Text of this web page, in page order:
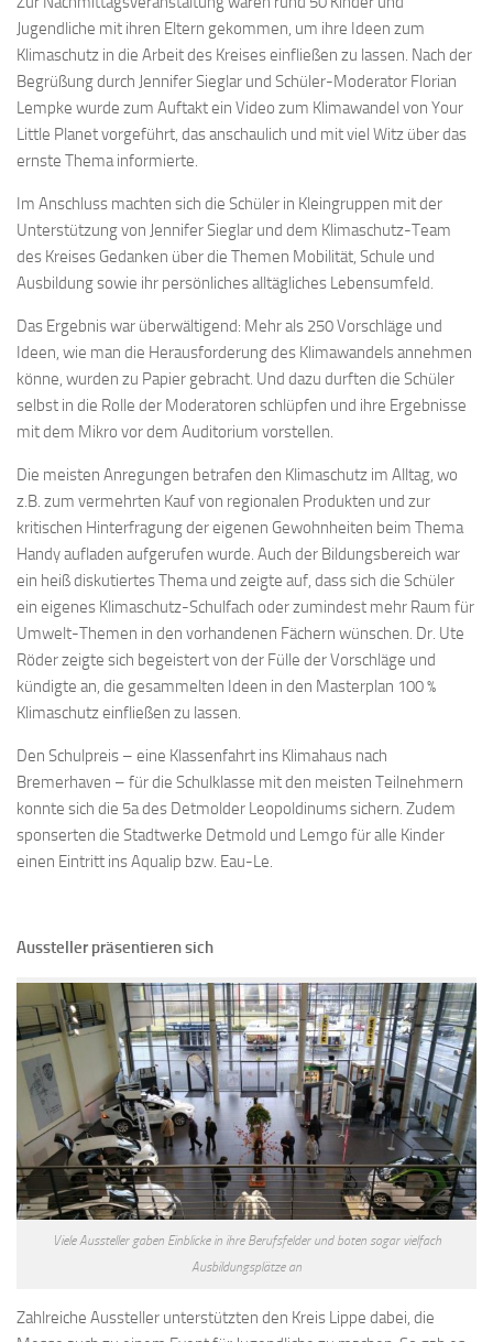
Jugendliche mit ihren Eltern gekommen, um ihre Ideen zum
Klimaschutz in die Arbeit des Kreises einfließen zu lassen. Nach der
Begrüßung durch Jennifer Sieglar und Schüler-Moderator Florian
Lempke wurde zum Auftakt ein Video zum Klimawandel von Your
Little Planet vorgeführt, das anschaulich und mit viel Witz über das
ernste Thema informierte.
Im Anschluss machten sich die Schüler in Kleingruppen mit der
Unterstützung von Jennifer Sieglar und dem Klimaschutz-Team
des Kreises Gedanken über die Themen Mobilität, Schule und
Ausbildung sowie ihr persönliches alltägliches Lebensumfeld.
Das Ergebnis war überwältigend: Mehr als 250 Vorschläge und
Ideen, wie man die Herausforderung des Klimawandels annehmen
könne, wurden zu Papier gebracht. Und dazu durften die Schüler
selbst in die Rolle der Moderatoren schlüpfen und ihre Ergebnisse
mit dem Mikro vor dem Auditorium vorstellen.
Die meisten Anregungen betrafen den Klimaschutz im Alltag, wo
z.B. zum vermehrten Kauf von regionalen Produkten und zur
kritischen Hinterfragung der eigenen Gewohnheiten beim Thema
Handy aufladen aufgerufen wurde. Auch der Bildungsbereich war
ein heiß diskutiertes Thema und zeigte auf, dass sich die Schüler
ein eigenes Klimaschutz-Schulfach oder zumindest mehr Raum für
Umwelt-Themen in den vorhandenen Fächern wünschen. Dr. Ute
Röder zeigte sich begeistert von der Fülle der Vorschläge und
kündigte an, die gesammelten Ideen in den Masterplan 100 %
Klimaschutz einfließen zu lassen.
Den Schulpreis – eine Klassenfahrt ins Klimahaus nach
Bremerhaven – für die Schulklasse mit den meisten Teilnehmern
konnte sich die 5a des Detmolder Leopoldinums sichern. Zudem
sponserten die Stadtwerke Detmold und Lemgo für alle Kinder
einen Eintritt ins Aqualip bzw. Eau-Le.
Aussteller präsentieren sich
Viele Aussteller gaben Einblicke in ihre Berufsfelder und boten sogar vielfach
Ausbildungsplätze an
Zahlreiche Aussteller unterstützten den Kreis Lippe dabei, die